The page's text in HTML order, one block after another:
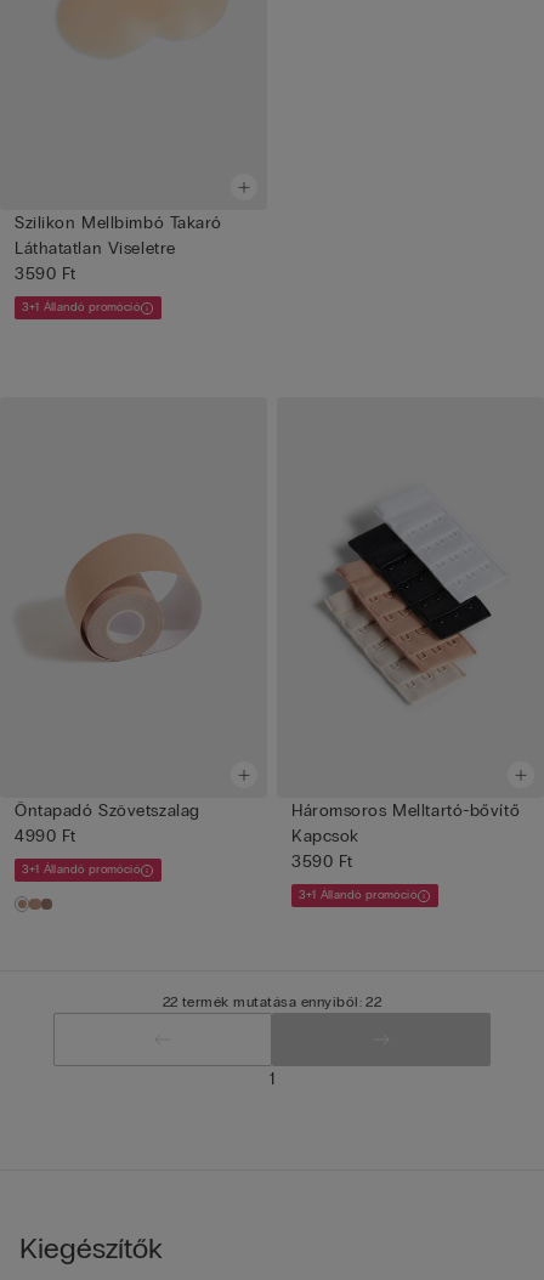
Szilikon Mellbimbó Takaró
Láthatatlan Viseletre
3590 Ft
3+1 Állandó promóció
Öntapadó Szövetszalag
4990 Ft
3+1 Állandó promóció
Háromsoros Melltartó-bővítő
Kapcsok
3590 Ft
3+1 Állandó promóció
22 termék mutatása ennyiből: 22
1
Kiegészítők